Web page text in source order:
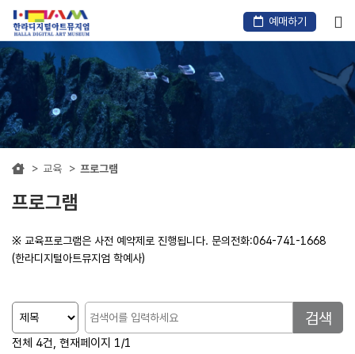
문
바
로
기
예매하기
교육 프로그램
프로그램
※ 교육프로그램은 사전 예약제로 진행됩니다. 문의전화:064-741-1668
(한라디지털아트뮤지엄 학예사)
전체 4건, 현재페이지 1/1